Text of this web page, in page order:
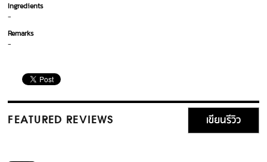
Ingredients
-
Remarks
-
FEATURED REVIEWS เขียนรีวิว